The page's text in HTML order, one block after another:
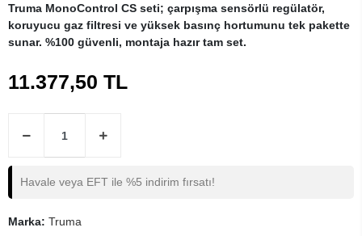
Truma MonoControl CS seti; çarpışma sensörlü regülatör,
koruyucu gaz filtresi ve yüksek basınç hortumunu tek pakette
sunar. %100 güvenli, montaja hazır tam set.
11.377,50 TL
Havale veya EFT ile %5 indirim fırsatı!
Marka: Truma